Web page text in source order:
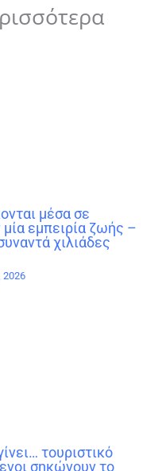
μέσα σε
εμπειρία ζωής –
χιλιάδες
2026
τουριστικό
σηκώνουν το